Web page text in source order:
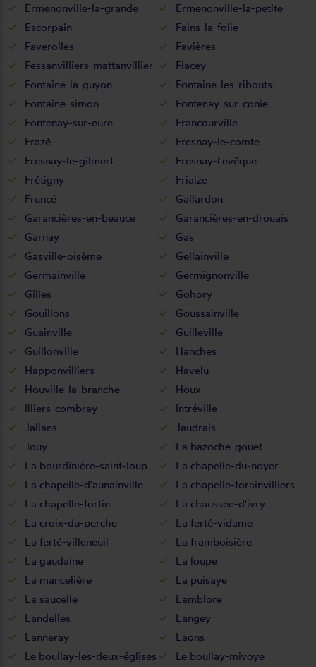
Ermenonville-la-grande
Ermenonville-la-petite
Escorpain
Fains-la-folie
Faverolles
Favières
Fessanvilliers-mattanvillier
Flacey
Fontaine-la-guyon
Fontaine-les-ribouts
Fontaine-simon
Fontenay-sur-conie
Fontenay-sur-eure
Francourville
Frazé
Fresnay-le-comte
Fresnay-le-gilmert
Fresnay-l'evêque
Frétigny
Friaize
Fruncé
Gallardon
Garancières-en-beauce
Garancières-en-drouais
Garnay
Gas
Gasville-oisème
Gellainville
Germainville
Germignonville
Gilles
Gohory
Gouillons
Goussainville
Guainville
Guilleville
Guillonville
Hanches
Happonvilliers
Havelu
Houville-la-branche
Houx
Illiers-combray
Intréville
Jallans
Jaudrais
Jouy
La bazoche-gouet
La bourdinière-saint-loup
La chapelle-du-noyer
La chapelle-d'aunainville
La chapelle-forainvilliers
La chapelle-fortin
La chaussée-d'ivry
La croix-du-perche
La ferté-vidame
La ferté-villeneuil
La framboisière
La gaudaine
La loupe
La mancelière
La puisaye
La saucelle
Lamblore
Landelles
Langey
Lanneray
Laons
Le boullay-les-deux-églises
Le boullay-mivoye